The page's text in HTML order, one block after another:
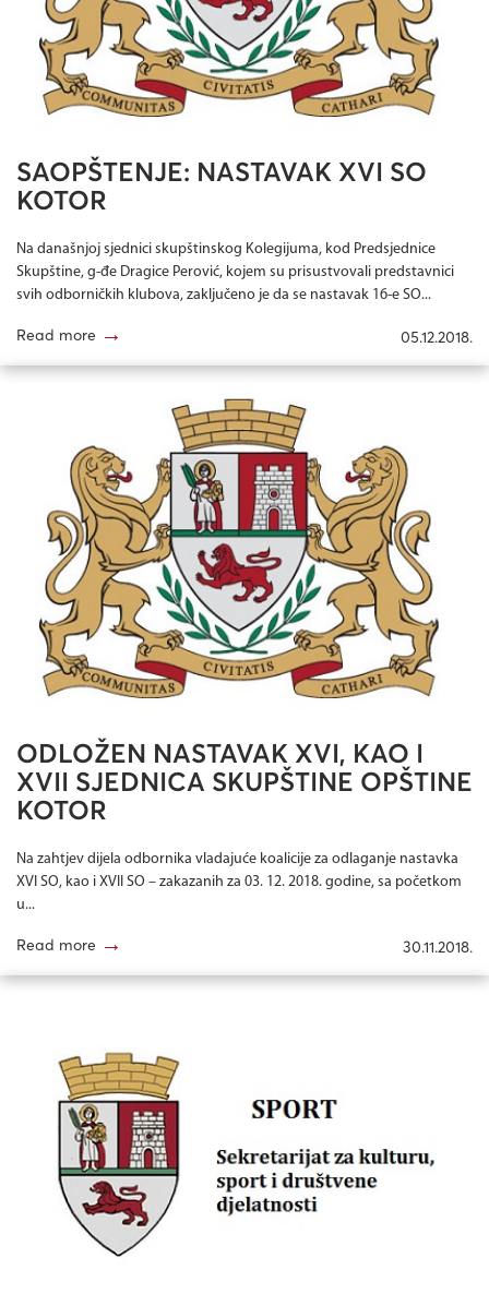
SAOPŠTENJE: NASTAVAK XVI SO
KOTOR
Na današnjoj sjednici skupštinskog Kolegijuma, kod Predsjednice
Skupštine, g-đe Dragice Perović, kojem su prisustvovali predstavnici
svih odborničkih klubova, zaključeno je da se nastavak 16-e SO...
Read more → 05.12.2018.
ODLOŽEN NASTAVAK XVI, KAO I
XVII SJEDNICA SKUPŠTINE OPŠTINE
KOTOR
Na zahtjev dijela odbornika vladajuće koalicije za odlaganje nastavka
XVI SO, kao i XVII SO – zakazanih za 03. 12. 2018. godine, sa početkom
u...
Read more → 30.11.2018.